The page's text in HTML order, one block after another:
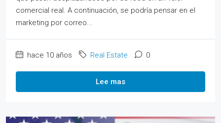
comercial real. A continuación, se podría pensar en el
marketing por correo...
hace 10 años Real Estate 0
Lee mas